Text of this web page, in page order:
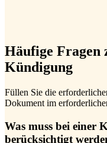
Häufige Fragen
Kündigung
Füllen Sie die
Dokument im
Was muss bei einer
berücksichtigt